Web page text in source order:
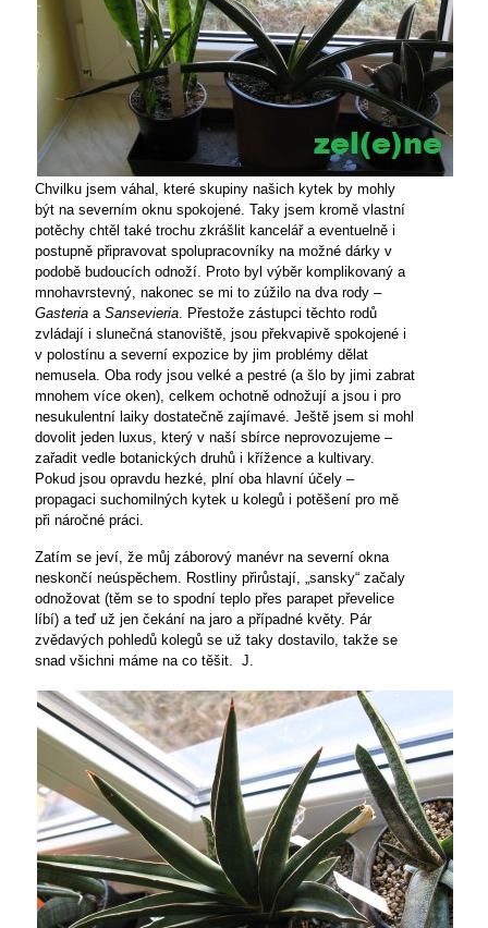
Chvilku jsem váhal, které skupiny našich kytek by mohly
být na severním oknu spokojené. Taky jsem kromě vlastní
potěchy chtěl také trochu zkrášlit kancelář a eventuelně i
postupně připravovat spolupracovníky na možné dárky v
podobě budoucích odnoží. Proto byl výběr komplikovaný a
mnohavrstevný, nakonec se mi to zúžilo na dva rody –
Gasteria a Sansevieria. Přestože zástupci těchto rodů
zvládají i slunečná stanoviště, jsou překvapivě spokojené i
v polostínu a severní expozice by jim problémy dělat
nemusela. Oba rody jsou velké a pestré (a šlo by jimi zabrat
mnohem více oken), celkem ochotně odnožují a jsou i pro
nesukulentní laiky dostatečně zajímavé. Ještě jsem si mohl
dovolit jeden luxus, který v naší sbírce neprovozujeme –
zařadit vedle botanických druhů i křížence a kultivary.
Pokud jsou opravdu hezké, plní oba hlavní účely –
propagaci suchomilných kytek u kolegů i potěšení pro mě
při náročné práci.
Zatím se jeví, že můj záborový manévr na severní okna
neskončí neúspěchem. Rostliny přirůstají, „sansky“ začaly
odnožovat (těm se to spodní teplo přes parapet převelice
líbí) a teď už jen čekání na jaro a případné květy. Pár
zvědavých pohledů kolegů se už taky dostavilo, takže se
snad všichni máme na co těšit. J.